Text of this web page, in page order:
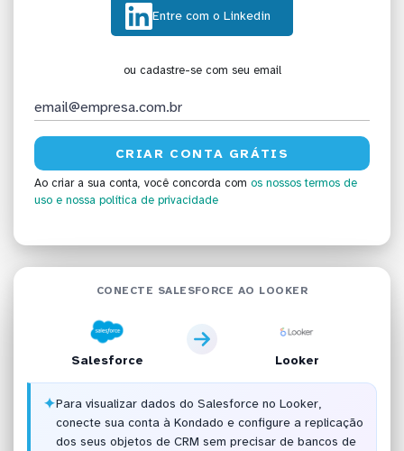
Entre com o Linkedin
ou cadastre-se com seu email
Ao criar a sua conta, você concorda com os nossos termos de
uso e nossa política de privacidade
CONECTE SALESFORCE AO LOOKER
Salesforce Looker
✦Para visualizar dados do Salesforce no Looker,
conecte sua conta à Kondado e configure a replicação
dos seus objetos de CRM sem precisar de bancos de